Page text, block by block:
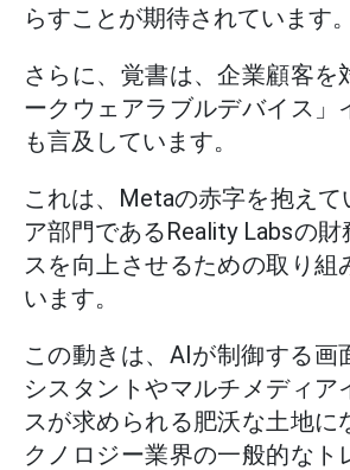
らすことが期待されています。
さらに、覚書は、企業顧客を
ークウェアラブルデバイス」
も言及しています。
これは、Metaの赤字を抱えて
ア部門であるReality Labsの
スを向上させるための取り組
います。
この動きは、AIが制御する画
シスタントやマルチメディア
スが求められる肥沃な土地に
クノロジー業界の一般的なト